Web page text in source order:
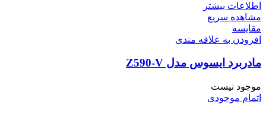
اطلاعات بیشتر
مشاهده سریع
مقایسه
افزودن به علاقه مندی
مادربرد ایسوس مدل Z590-V
موجود نیست
اتمام موجودی